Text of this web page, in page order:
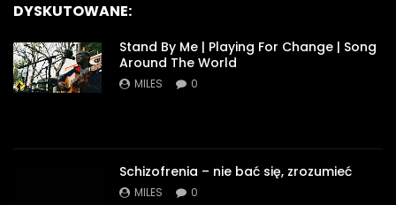
DYSKUTOWANE:
Stand By Me | Playing For Change | Song
Around The World
MILES 0
Schizofrenia – nie bać się, zrozumieć
MILES 0